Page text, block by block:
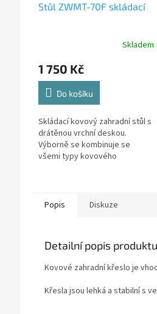
Stůl ZWMT-70F skládací
Skladem
1 750 Kč
Do košíku
Skládací kovový zahradní stůl s
drátěnou vrchní deskou.
Výborně se kombinuje se
všemi typy kovového
Popis Diskuze
Detailní popis produktu
Kovové zahradní křeslo je
Křesla jsou lehká a stabilní s